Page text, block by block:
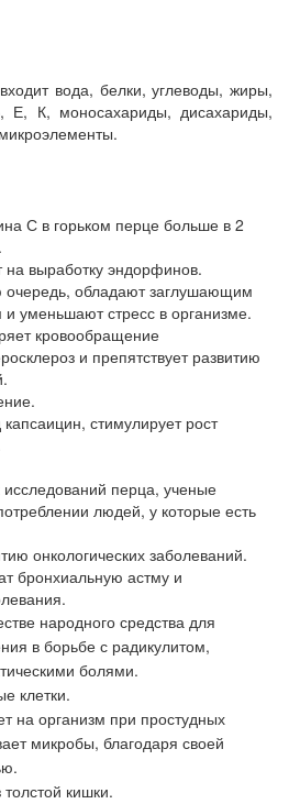
вода, белки, углеводы, жиры,
К, моносахариды, дисахариды,
С в горьком перце больше в 2
на выработку эндорфинов.
обладают заглушающим
уменьшают стресс в организме.
кровообращение
и препятствует развитию
стимулирует рост
перца, ученые
людей, у которые есть
онкологических заболеваний.
бронхиальную астму и
народного средства для
в борьбе с радикулитом,
болями.
клетки.
на организм при простудных
микробы, благодаря своей
кишки.